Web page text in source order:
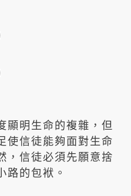
明生命的複雜，但
使信徒能夠面對生命
，信徒必須先願意捨
路的包袱。